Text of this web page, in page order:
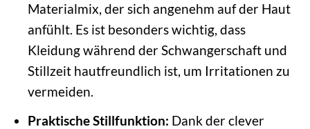
Materialmix, der sich angenehm auf der Haut
anfühlt. Es ist besonders wichtig, dass
Kleidung während der Schwangerschaft und
Stillzeit hautfreundlich ist, um Irritationen zu
vermeiden.
Praktische Stillfunktion: Dank der clever